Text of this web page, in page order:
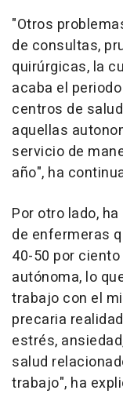
"Otros
de consultas,
quirúrgicas, la
acaba el
centros de
aquellas
servicio de
año", ha
Por otro lado,
de enfermeras
40-50 por
autónoma, lo
trabajo con el
precaria
estrés,
salud
trabajo", ha